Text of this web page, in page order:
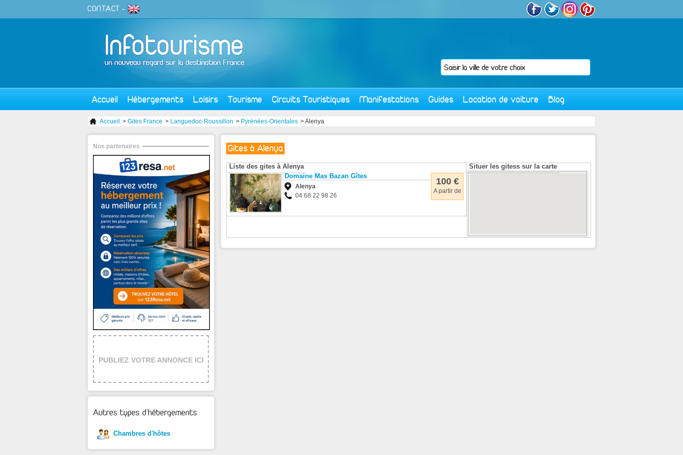
CONTACT -
Accueil Hébergements Loisirs Tourisme Circuits Touristiques Manifestations Guides Location de voiture Blog
Accueil > Gites France > Languedoc-Roussillon > Pyrénées-Orientales > Alenya
Gites à Alenya
Liste des gites à Alenya
100 €
A partir de
Domaine Mas Bazan Gîtes
Alenya
04 68 22 98 26
Situer les gitess sur la carte
Nos partenaires
PUBLIEZ VOTRE ANNONCE ICI
Autres types d'hébergements
Chambres d'hôtes